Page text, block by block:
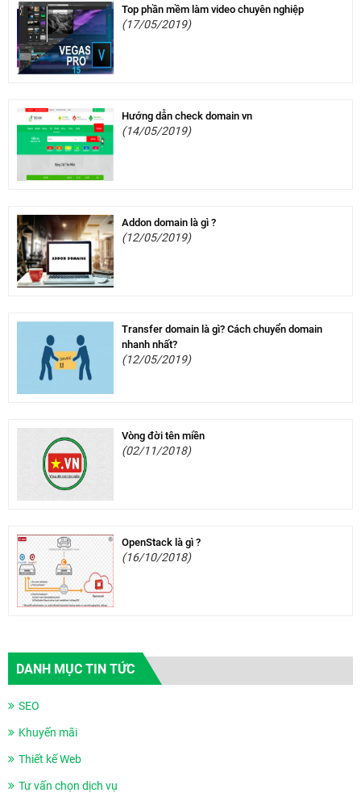
Top phần mềm làm video chuyên nghiệp
(17/05/2019)
Hướng dẫn check domain vn
(14/05/2019)
Addon domain là gì ?
(12/05/2019)
Transfer domain là gì? Cách chuyển domain
nhanh nhất?
(12/05/2019)
Vòng đời tên miền
(02/11/2018)
OpenStack là gì ?
(16/10/2018)
DANH MỤC TIN TỨC
SEO
Khuyến mãi
Thiết kế Web
Tư vấn chọn dịch vụ